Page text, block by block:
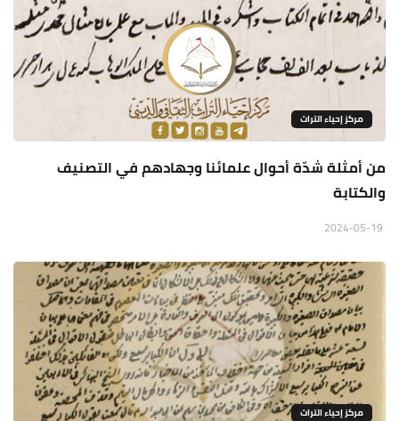
مركز إحياء التراث
من أمثلة شدّة أحوال علمائنا وجهادهم في التصنيف
والكتابة
مركز إحياء التراث